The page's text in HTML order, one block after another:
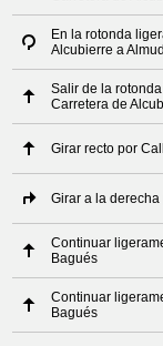
En la rotonda
Alcubierre a
Salir de la
Carretera de
Girar recto por
Girar a la
Continuar
Bagués
Continuar
Bagués